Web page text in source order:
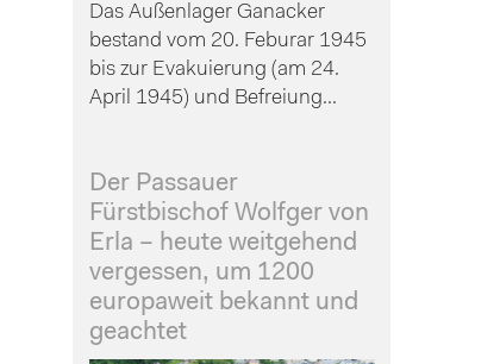
Das Außenlager Ganacker
bestand vom 20. Feburar 1945
bis zur Evakuierung (am 24.
April 1945) und Befreiung...
Der Passauer
Fürstbischof Wolfger von
Erla – heute weitgehend
vergessen, um 1200
europaweit bekannt und
geachtet